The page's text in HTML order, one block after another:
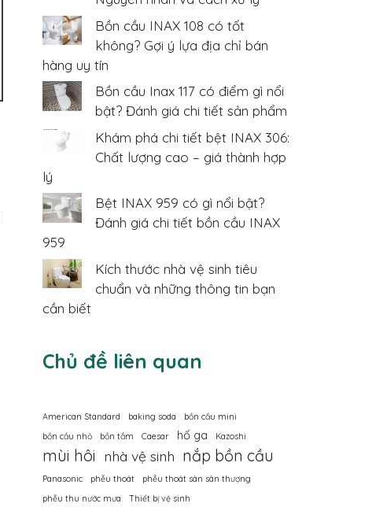
Bồn cầu INAX 108 có tốt
không? Gợi ý lựa địa chỉ bán
hàng uy tín
Bồn cầu Inax 117 có điểm gì nổi
bật? Đánh giá chi tiết sản phẩm
Khám phá chi tiết bệt INAX 306:
Chất lượng cao – giá thành hợp
lý
Bệt INAX 959 có gì nổi bật?
Đánh giá chi tiết bồn cầu INAX
959
Kích thước nhà vệ sinh tiêu
chuẩn và những thông tin bạn
cần biết
Chủ đề liên quan
American Standard baking soda
bồn cầu mini
bồn cầu nhỏ
bồn tắm Caesar hố ga Kazoshi
mùi hôi nhà vệ sinh nắp bồn cầu
Panasonic phễu thoát
phễu thoát sàn sân thượng
phễu thu nước mưa
Thiết bị vệ sinh